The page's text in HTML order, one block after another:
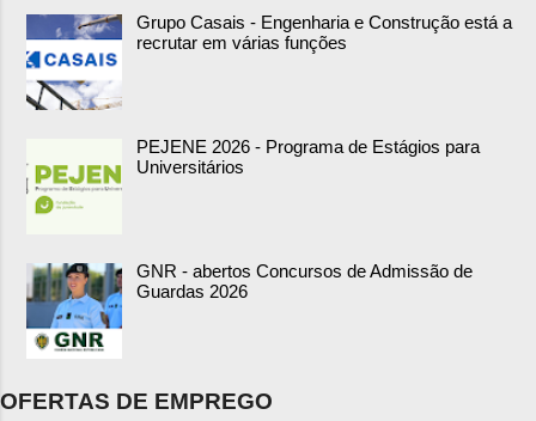
Grupo Casais - Engenharia e Construção está a
recrutar em várias funções
PEJENE 2026 - Programa de Estágios para
Universitários
GNR - abertos Concursos de Admissão de
Guardas 2026
OFERTAS DE EMPREGO